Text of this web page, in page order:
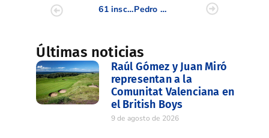
61 inscritos en el Campeonato de España de Profesionales Senior en Font del Llop
Pedro Linhart se proclama Campeón de España de Profesionales Senior en Font del Llop
Últimas noticias
Raúl Gómez y Juan Miró
representan a la
Comunitat Valenciana en
el British Boys
9 de agosto de 2026